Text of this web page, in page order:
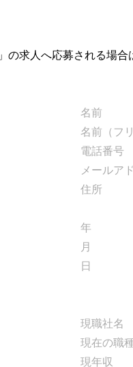
」の求人へ応募される場